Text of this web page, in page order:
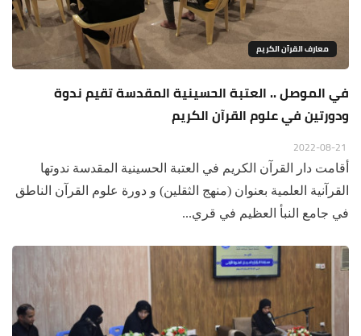
معارف القرآن الكريم
في الموصل .. العتبة الحسينية المقدسة تقيم ندوة
ودورتين في علوم القرآن الكريم
أقامت دار القرآن الكريم في العتبة الحسينية المقدسة ندوتها
القرآنية العلمية بعنوان (منهج الثقلين) و دورة علوم القرآن الناطق
في جامع النبأ العظيم في قري...